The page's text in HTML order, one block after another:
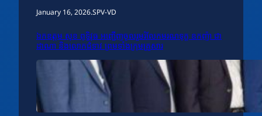
January 16, 2026.SPV-VD
ឯកឧត្តម សុខ ពុទ្ធិវុធ អញ្ជើញចូលរួមរំលែកមរណទុក្ខ ឧកញ៉ា ជា
ដាណា និងលោកជំទាវ ព្រមទាំងក្រុមគ្រួសារ